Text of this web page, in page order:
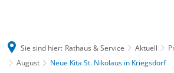
Sie sind hier: Rathaus & Service Aktuell
August
Neue Kita St. Nikolaus in Kriegsdorf